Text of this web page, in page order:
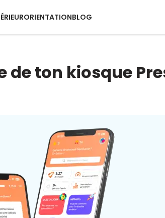
ORIENTATIONBLOG
de ton kiosque